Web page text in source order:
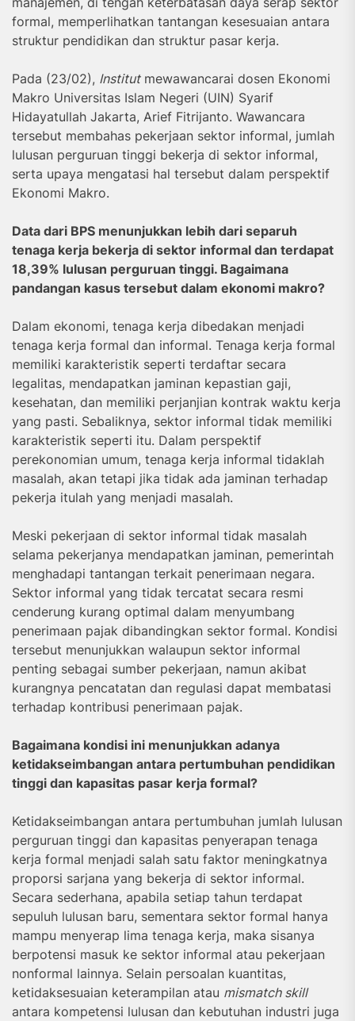
formal, memperlihatkan tantangan kesesuaian antara
struktur pendidikan dan struktur pasar kerja.
Pada (23/02), Institutmewawancarai dosen Ekonomi
Makro Universitas Islam Negeri (UIN) Syarif
Hidayatullah Jakarta, Arief Fitrijanto. Wawancara
tersebut membahas pekerjaan sektor informal, jumlah
lulusan perguruan tinggi bekerja di sektor informal,
serta upaya mengatasi hal tersebut dalam perspektif
Ekonomi Makro.
Data dari BPS menunjukkan lebih dari separuh
tenaga kerja bekerja di sektor informal dan terdapat
18,39% lulusan perguruan tinggi. Bagaimana
pandangan kasus tersebut dalam ekonomi makro?
Dalam ekonomi, tenaga kerja dibedakan menjadi
tenaga kerja formal dan informal. Tenaga kerja formal
memiliki karakteristik seperti terdaftar secara
legalitas, mendapatkan jaminan kepastian gaji,
kesehatan, dan memiliki perjanjian kontrak waktu kerja
yang pasti. Sebaliknya, sektor informal tidak memiliki
karakteristik seperti itu. Dalam perspektif
perekonomian umum, tenaga kerja informal tidaklah
masalah, akan tetapi jika tidak ada jaminan terhadap
pekerja itulah yang menjadi masalah.
Meski pekerjaan di sektor informal tidak masalah
selama pekerjanya mendapatkan jaminan, pemerintah
menghadapi tantangan terkait penerimaan negara.
Sektor informal yang tidak tercatat secara resmi
cenderung kurang optimal dalam menyumbang
penerimaan pajak dibandingkan sektor formal. Kondisi
tersebut menunjukkan walaupun sektor informal
penting sebagai sumber pekerjaan, namun akibat
kurangnya pencatatan dan regulasi dapat membatasi
terhadap kontribusi penerimaan pajak.
Bagaimana kondisi ini menunjukkan adanya
ketidakseimbangan antara pertumbuhan pendidikan
tinggi dan kapasitas pasar kerja formal?
Ketidakseimbangan antara pertumbuhan jumlah lulusan
perguruan tinggi dan kapasitas penyerapan tenaga
kerja formal menjadi salah satu faktor meningkatnya
proporsi sarjana yang bekerja di sektor informal.
Secara sederhana, apabila setiap tahun terdapat
sepuluh lulusan baru, sementara sektor formal hanya
mampu menyerap lima tenaga kerja, maka sisanya
berpotensi masuk ke sektor informal atau pekerjaan
nonformal lainnya. Selain persoalan kuantitas,
ketidaksesuaian keterampilan atau mismatch skill
antara kompetensi lulusan dan kebutuhan industri juga